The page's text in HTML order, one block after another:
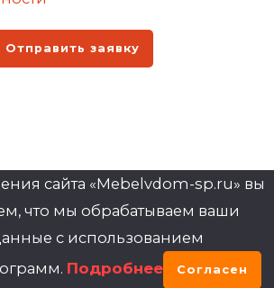
Отправить заявку
сайта «Mebelvdom-sp.ru» вы
что мы обрабатываем ваши
с использованием
Подробнее Согласен